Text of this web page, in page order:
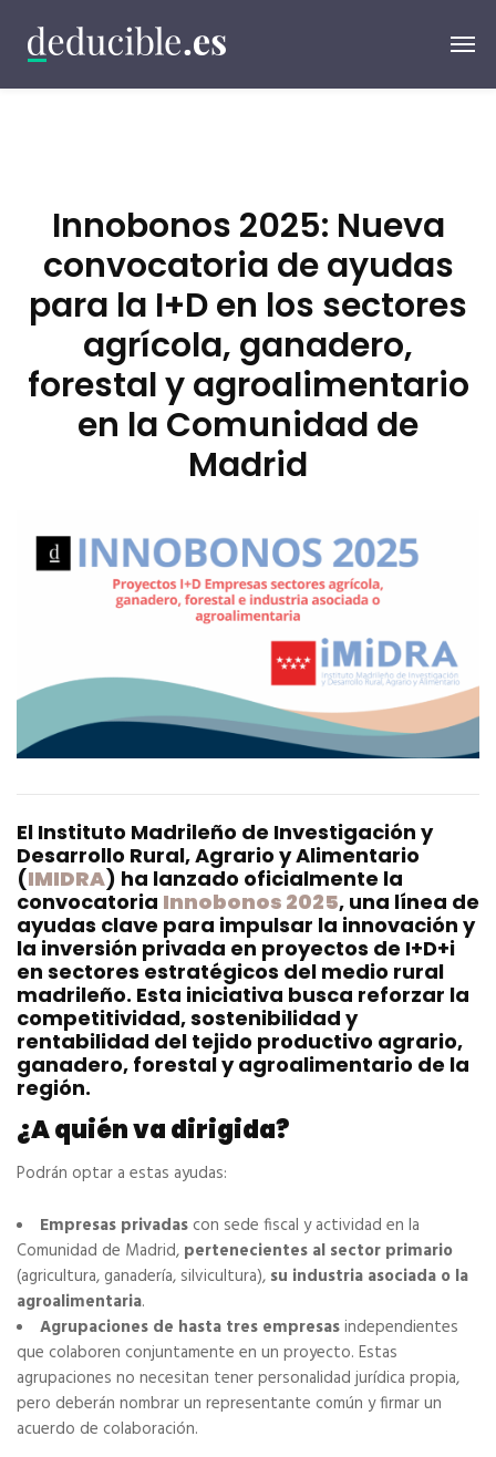
Innobonos 2025: Nueva
convocatoria de ayudas
para la I+D en los sectores
agrícola, ganadero,
forestal y agroalimentario
en la Comunidad de
Madrid
El Instituto Madrileño de Investigación y
Desarrollo Rural, Agrario y Alimentario
(IMIDRA) ha lanzado oficialmente la
convocatoria Innobonos 2025, una línea de
ayudas clave para impulsar la innovación y
la inversión privada en proyectos de I+D+i
en sectores estratégicos del medio rural
madrileño. Esta iniciativa busca reforzar la
competitividad, sostenibilidad y
rentabilidad del tejido productivo agrario,
ganadero, forestal y agroalimentario de la
región.
¿A quién va dirigida?
Podrán optar a estas ayudas:
Empresas privadascon sede fiscal y actividad en la
Comunidad de Madrid, pertenecientes al sector primario
(agricultura, ganadería, silvicultura), su industria asociada o la
agroalimentaria.
Agrupaciones de hasta tres empresasindependientes
que colaboren conjuntamente en un proyecto. Estas
agrupaciones no necesitan tener personalidad jurídica propia,
pero deberán nombrar un representante común y firmar un
acuerdo de colaboración.